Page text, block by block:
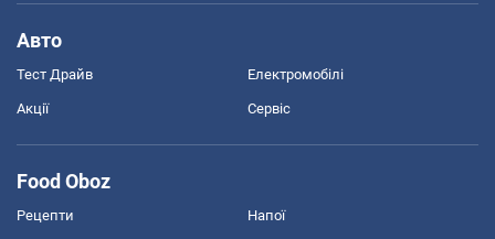
Авто
Тест Драйв Електромобілі
Акції Сервіс
Food Oboz
Рецепти Напої